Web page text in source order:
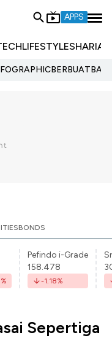
APPS
LIFESTYLESHARIA
BONDS
%
Pefindo i-Grade
158.478
-1.18%
Sepertiga